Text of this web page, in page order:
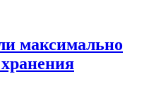
максимально